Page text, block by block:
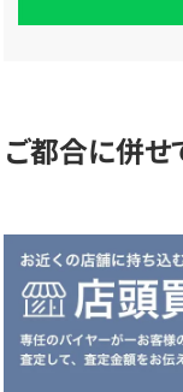
査
ご都合に併せ